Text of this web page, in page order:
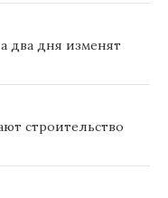
два дня изменят
строительство